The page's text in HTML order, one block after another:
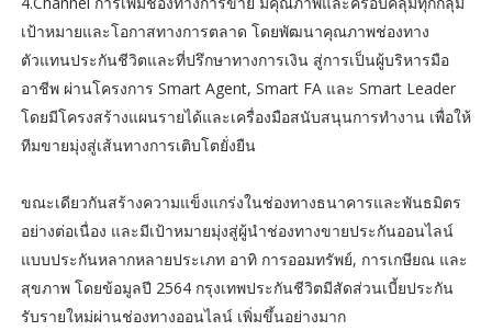
เป้าหมายและโอกาสทางการตลาด โดยพัฒนาคุณภาพช่องทาง
ตัวแทนประกันชีวิตและที่ปรึกษาทางการเงิน สู่การเป็นผู้บริหารมือ
อาชีพ ผ่านโครงการ Smart Agent, Smart FA และ Smart Leader
โดยมีโครงสร้างแผนรายได้และเครื่องมือสนับสนุนการทำงาน เพื่อให้
ทีมขายมุ่งสู่เส้นทางการเติบโตยั่งยืน
ขณะเดียวกันสร้างความแข็งแกร่งในช่องทางธนาคารและพันธมิตร
อย่างต่อเนื่อง และมีเป้าหมายมุ่งสู่ผู้นำช่องทางขายประกันออนไลน์
แบบประกันหลากหลายประเภท อาทิ การออมทรัพย์, การเกษียณ และ
สุขภาพ โดยข้อมูลปี 2564 กรุงเทพประกันชีวิตมีสัดส่วนเบี้ยประกัน
รับรายใหม่ผ่านช่องทางออนไลน์ เพิ่มขึ้นอย่างมาก